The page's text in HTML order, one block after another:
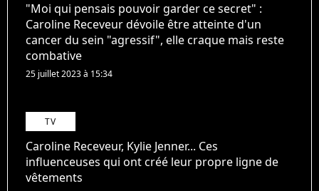
"Moi qui pensais pouvoir garder ce secret" :
Caroline Receveur dévoile être atteinte d'un
cancer du sein "agressif", elle craque mais reste
combative
25 juillet 2023 à 15:34
TV
Caroline Receveur, Kylie Jenner... Ces
influenceuses qui ont créé leur propre ligne de
vêtements